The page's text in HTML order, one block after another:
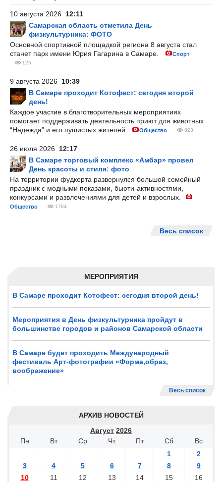
МЕРОПРИЯТИЯ
В Самаре проходит Котофест: сегодня второй день!
Мероприятия в День физкультурника пройдут в
большинстве городов и районов Самарской области
В Самаре будет проходить Международный
фестиваль Арт-фотографии «Форма,образ,
воображение»
Весь список
АРХИВ НОВОСТЕЙ
Август 2026
Пн
Вт Ср Чт Пт Сб
Вс
1
2
3
4 5 6 7 8
9
10
11 12 13 14 15 16
10 августа 2026 12:11
Самарская область отметила День
физкультурника: ФОТО
Основной спортивной площадкой региона 8 августа стал
станет парк имени Юрия Гагарина в Самаре.
Спорт
125
9 августа 2026 10:39
В Самаре проходит Котофест: сегодня второй
день!
Каждое участие в благотворительных мероприятиях
помогает поддерживать деятельность приют для животных
“Надежда” и его пушистых жителей.
Общество 823
26 июля 2026 12:17
В Самаре торговый комплекс «Амбар» провел
День красоты и стиля: фото
На территории фудкорта развернулся большой семейный
праздник с модными показами, бьюти-активностями,
конкурсами и развлечениями для детей и взрослых.
Общество 1784
Весь список